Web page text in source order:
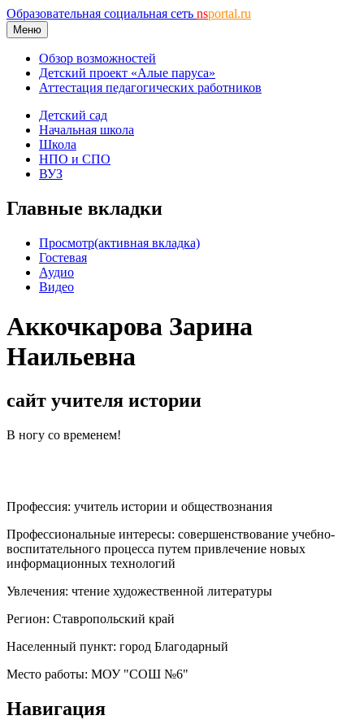
Образовательная социальная сеть nsportal.ru
Меню
Обзор возможностей
Детский проект «Алые паруса»
Аттестация педагогических работников
Детский сад
Начальная школа
Школа
НПО и СПО
ВУЗ
Главные вкладки
Просмотр(активная вкладка)
Гостевая
Аудио
Видео
Аккочкарова Зарина
Наильевна
сайт учителя истории
В ногу со временем!
Профессия: учитель истории и обществознания
Профессиональные интересы: совершенствование учебно-
воспитательного процесса путем привлечение новых
информационных технологий
Увлечения: чтение художественной литературы
Регион: Ставропольский край
Населенный пункт: город Благодарный
Место работы: МОУ "СОШ №6"
Навигация